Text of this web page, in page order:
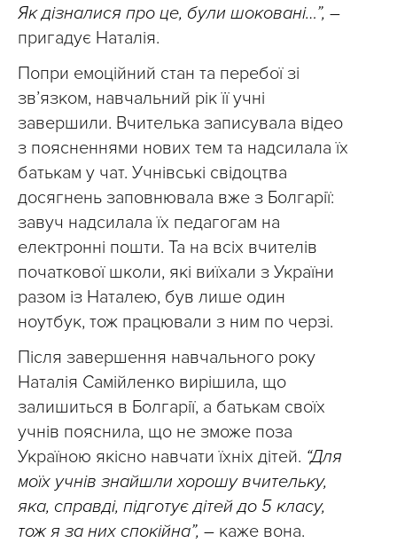
Як дізналися про це, були шоковані…”, –
пригадує Наталія.
Попри емоційний стан та перебої зі
зв’язком, навчальний рік її учні
завершили. Вчителька записувала відео
з поясненнями нових тем та надсилала їх
батькам у чат. Учнівські свідоцтва
досягнень заповнювала вже з Болгарії:
завуч надсилала їх педагогам на
електронні пошти. Та на всіх вчителів
початкової школи, які виїхали з України
разом із Наталею, був лише один
ноутбук, тож працювали з ним по черзі.
Після завершення навчального року
Наталія Самійленко вирішила, що
залишиться в Болгарії, а батькам своїх
учнів пояснила, що не зможе поза
Україною якісно навчати їхніх дітей. “Для
моїх учнів знайшли хорошу вчительку,
яка, справді, підготує дітей до 5 класу,
тож я за них спокійна”, – каже вона.